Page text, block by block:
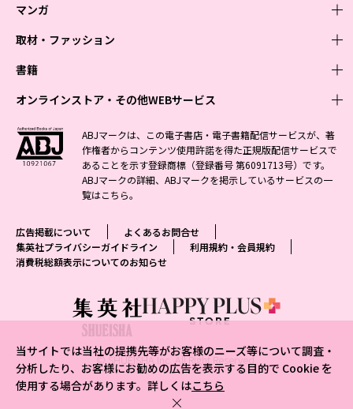
当サイトでは当社の提携先等がお客様のニーズ等について調査・
分析したり、お客様にお勧めの広告を表示する目的で Cookie を
使用する場合があります。詳しくはこちら
マンガ
少年マンガ
Vジャンプ
最強ジャンプ
少年ジャンプ+
ジャンプTOON
ジャンプルーキー！
S-MANGA
集英社コミック文庫
青年マンガ
ZEBRACK
S-MANGA
集英社ジャンプリミックス
週刊ヤングジャンプ
ヤングジャンプ定期購読デジタル
となりのヤングジャンプ
グランドジャンプ
ウルトラジャンプ
少女マンガ
ZEBRACK
S-MANGA
集英社コミック文庫
マーガレット
別冊マーガレット
リマコミ
マンガMeets
女性マンガ
ジャンプTOON
集英社コミック文庫
マンガMee公式サイト
リマコミ
office YOU
取材・ファッション
ファッション・美容
BAILA
MAQUIA
eclat
T JAPAN
MEN'S NON-NO
集英社オンライン
芸能・情報・スポーツ
週プレNEWS
週プレ グラジャパ!
書籍
文芸・文庫・総合
小説すばる
集英社 文芸ステーション
web 集英社文庫
アジア人物史
学芸・ノンフィクション・新書
1日5分で、明日は変わる よみタイ yomitai
集英社学芸部 - 学芸・ノンフィクション
集英社ビジネス書
集英社新書プラス - 知の水先案内人
kotoba
情報・知識＆オピニオン imidas
ライトノベル・ノベライズ
集英社オレンジ文庫
JUMP j-BOOKS
ダッシュエックス文庫公式サイト
集英社Webマガジン コバルト
集英社の児童図書 S-KIDS.LAND
オンラインストア・その他WEBサービス
オンラインストア
OTO
SHUEISHA MANGA-ART HERITAGE
ジャンプキャラクターズストア
HAPPY PLUS STORE
SHUEISHA VOX
LEEマルシェ
eclat premium
mirabella homme
zakka market
その他WEBサービス
集英社アドナビ
集英社エディターズ・ラボ
ABJマークは、この電子書店・電子書籍配信サービスが、著
作権者からコンテンツ使用許諾を得た正規版配信サービスで
あることを示す登録商標（登録番号 第6091713号）です。
ABJマークの詳細、ABJマークを掲示しているサービスの一
覧はこちら。
広告掲載について
よくあるお問合せ
集英社プライバシーガイドライン
利用規約・会員規約
消費税総額表示についてのお知らせ
© SHUEISHA Inc. All Right Reserved.